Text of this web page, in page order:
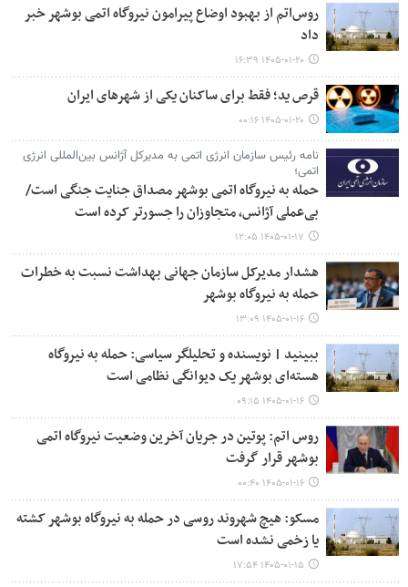
روس‌اتم از بهبود اوضاع پیرامون نیروگاه اتمی بوشهر خبر
داد
۱۴۰۵-۰۱-۲۰ ۱۶:۳۹
قرص ید؛ فقط برای ساکنان یکی از شهرهای ایران
۱۴۰۵-۰۱-۲۰ ۰۰:۱۶
نامه رئیس سازمان انرژی اتمی به مدیرکل آژانس بین‌المللی انرژی
اتمی؛
حمله به نیروگاه اتمی بوشهر مصداق جنایت جنگی است/
بی‌عملی آژانس، متجاوزان را جسورتر کرده است
۱۴۰۵-۰۱-۱۷ ۱۲:۰۵
هشدار مدیرکل سازمان جهانی بهداشت نسبت به خطرات
حمله به نیروگاه بوشهر
۱۴۰۵-۰۱-۱۶ ۱۳:۰۹
ببینید | نویسنده و تحلیلگر سیاسی: حمله به نیروگاه
هسته‌ای بوشهر یک دیوانگی نظامی است
۱۴۰۵-۰۱-۱۶ ۰۹:۱۵
روس اتم: پوتین در جریان آخرین وضعیت نیروگاه اتمی
بوشهر قرار گرفت
۱۴۰۵-۰۱-۱۶ ۰۰:۴۰
مسکو: هیچ شهروند روسی در حمله به نیروگاه بوشهر کشته
یا زخمی نشده است
۱۴۰۵-۰۱-۱۵ ۱۷:۵۴